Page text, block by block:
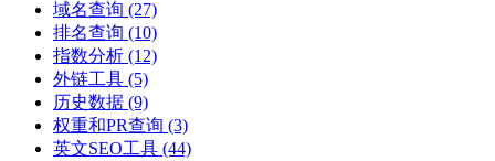
域名查询 (27)
排名查询 (10)
指数分析 (12)
外链工具 (5)
历史数据 (9)
权重和PR查询 (3)
英文SEO工具 (44)